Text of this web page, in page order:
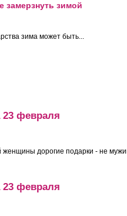
замерзнуть зимой
зима может быть...
23 февраля
женщины дорогие подарки - не
23 февраля